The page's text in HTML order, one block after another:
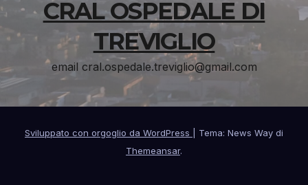
CRAL OSPEDALE DI
TREVIGLIO
email cral.ospedale.treviglio@gmail.com
Sviluppato con orgoglio da WordPress
Tema: News Way di
Themeansar.